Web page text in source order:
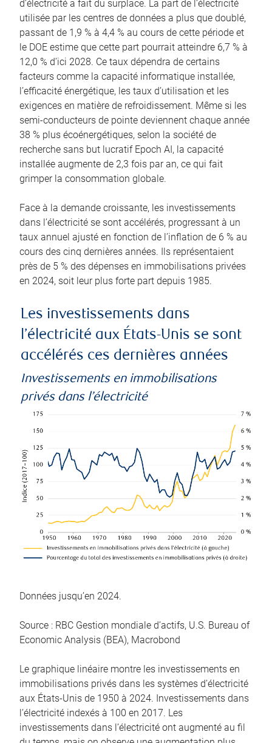
d’électricité a fait du surplace. La part de l’électricité
utilisée par les centres de données a plus que doublé,
passant de 1,9 % à 4,4 % au cours de cette période et
le DOE estime que cette part pourrait atteindre 6,7 % à
12,0 % d’ici 2028. Ce taux dépendra de certains
facteurs comme la capacité informatique installée,
l’efficacité énergétique, les taux d’utilisation et les
exigences en matière de refroidissement. Même si les
semi-conducteurs de pointe deviennent chaque année
38 % plus écoénergétiques, selon la société de
recherche sans but lucratif Epoch AI, la capacité
installée augmente de 2,3 fois par an, ce qui fait
grimper la consommation globale.
Face à la demande croissante, les investissements
dans l’électricité se sont accélérés, progressant à un
taux annuel ajusté en fonction de l’inflation de 6 % au
cours des cinq dernières années. Ils représentaient
près de 5 % des dépenses en immobilisations privées
en 2024, soit leur plus forte part depuis 1985.
Les investissements dans
l’électricité aux États-Unis se sont
accélérés ces dernières années
Investissements en immobilisations
privés dans l’électricité
Données jusqu’en 2024.
Source : RBC Gestion mondiale d’actifs, U.S. Bureau of
Economic Analysis (BEA), Macrobond
Le graphique linéaire montre les investissements en
immobilisations privés dans les systèmes d’électricité
aux États-Unis de 1950 à 2024. Investissements dans
l’électricité indexés à 100 en 2017. Les
investissements dans l’électricité ont augmenté au fil